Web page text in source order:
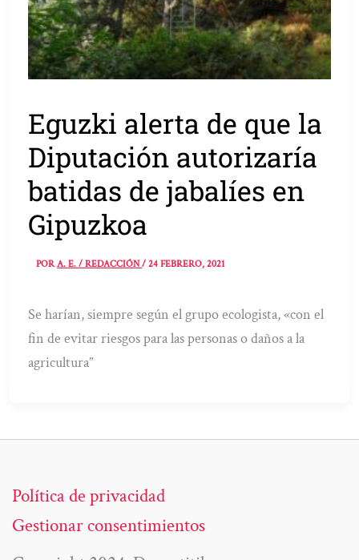
Eguzki alerta de que la
Diputación autorizaría
batidas de jabalíes en
Gipuzkoa
PORA. E. / REDACCIÓN/24 FEBRERO, 2021
Se harían, siempre según el grupo ecologista, «con el
fin de evitar riesgos para las personas o daños a la
agricultura”
Política de privacidad
Gestionar consentimientos